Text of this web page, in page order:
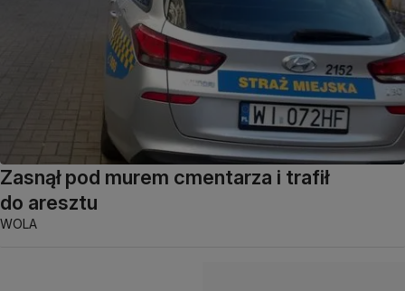
Zasnął pod murem cmentarza i trafił
do aresztu
WOLA